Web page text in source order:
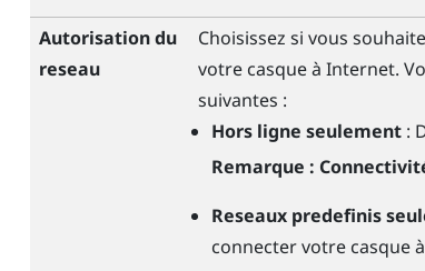
Autorisation du
reseau
Choisissez si vous
votre casque à Internet.
suivantes :
Hors ligne seulement :
Remarque :
Reseaux predefinis
connecter votre casque